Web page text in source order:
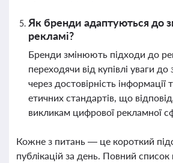
Як бренди адаптуються до
рекламі?
Бренди змінюють підходи до
переходячи від купівлі уваги до
через достовірність
етичних стандартів, що
викликам цифрової рекламної
Кожне з питань — це короткий
публікацій за день. Повний